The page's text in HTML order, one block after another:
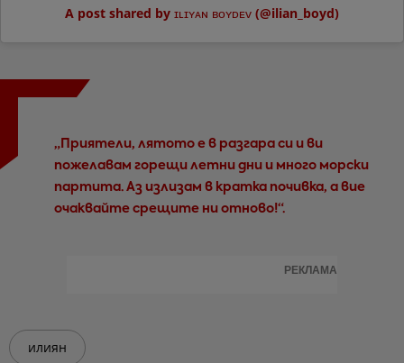
A post shared by ɪʟɪʏᴀɴ ʙᴏʏᴅᴇᴠ (@ilian_boyd)
„Приятели, лятото е в разгара си и ви
пожелавам горещи летни дни и много морски
партита. Аз излизам в кратка почивка, а вие
очаквайте срещите ни отново!“.
РЕКЛАМА
илиян